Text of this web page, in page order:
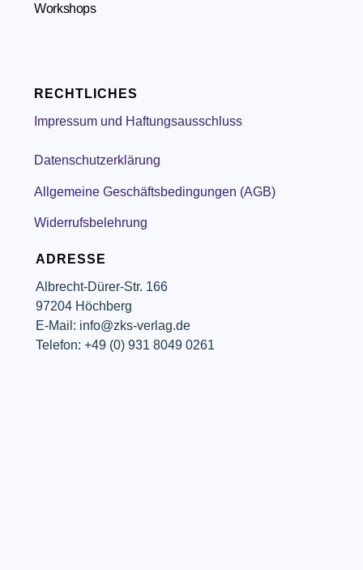
ADRESSE
Albrecht-Dürer-Str. 166
97204 Höchberg
E-Mail: info@zks-verlag.de
Telefon: +49 (0) 931 8049 0261
RECHTLICHES
Impressum und Haftungsausschluss
Datenschutzerklärung
Allgemeine Geschäftsbedingungen (AGB)
Widerrufsbelehrung
Workshops